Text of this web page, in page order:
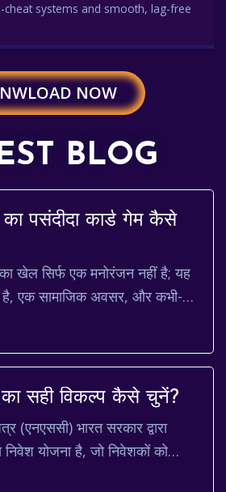
systems and smooth, lag-free
NOW
BLOG
का पसंदीदा कार्ड गेम कैसे
खेल सिर्फ एक मनोरंजन नहीं है; यह
है, एक सामाजिक अवसर, और कभी-
एक तरीका भी है। और इ...
का सही विकल्प कैसे चुनें?
(एनएससी) भारत सरकार द्वारा
निवेश योजना है, जो निवेशकों को
है। यह योजना उन लोगो...